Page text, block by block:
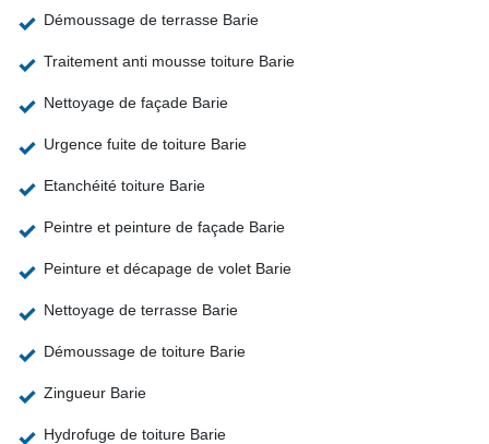
Démoussage de terrasse Barie
Traitement anti mousse toiture Barie
Nettoyage de façade Barie
Urgence fuite de toiture Barie
Etanchéité toiture Barie
Peintre et peinture de façade Barie
Peinture et décapage de volet Barie
Nettoyage de terrasse Barie
Démoussage de toiture Barie
Zingueur Barie
Hydrofuge de toiture Barie